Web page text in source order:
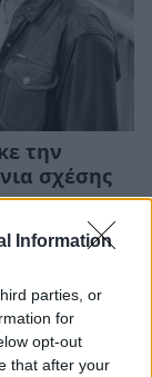
Information
parties, or
for
opt-out
that after your
την
σχέσης